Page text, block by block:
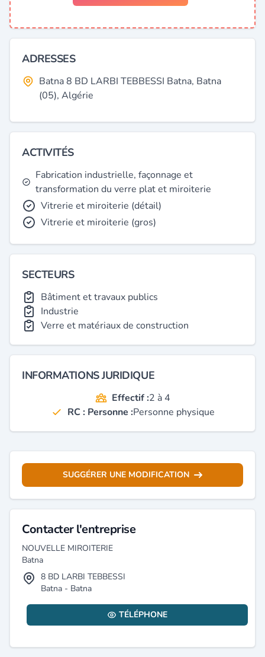
ADRESSES
Batna 8 BD LARBI TEBBESSI Batna, Batna
(05), Algérie
ACTIVITÉS
Fabrication industrielle, façonnage et
transformation du verre plat et miroiterie
Vitrerie et miroiterie (détail)
Vitrerie et miroiterie (gros)
SECTEURS
Bâtiment et travaux publics
Industrie
Verre et matériaux de construction
INFORMATIONS JURIDIQUE
Effectif :2 à 4
RC : Personne :Personne physique
SUGGÉRER UNE MODIFICATION
Contacter l'entreprise
NOUVELLE MIROITERIE
Batna
8 BD LARBI TEBBESSI
Batna - Batna
TÉLÉPHONE